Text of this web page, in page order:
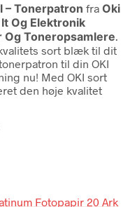
– Tonerpatron fra Oki
It Og Elektronik
Toneropsamlere.
sort blæk til dit
til din OKI
nu! Med OKI sort
den høje kvalitet